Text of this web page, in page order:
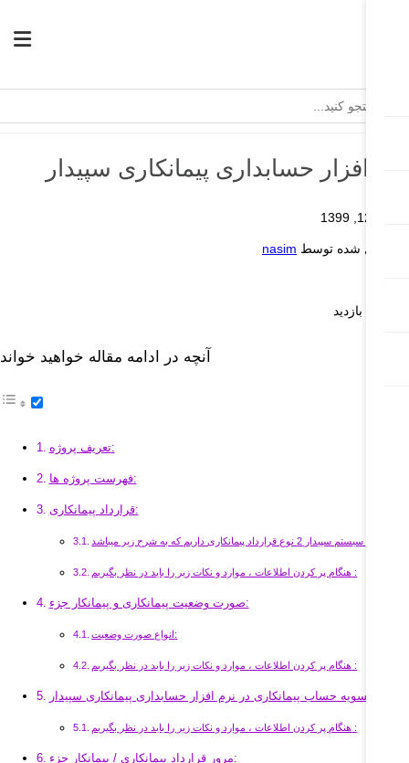
افزار حسابداری پیمانکاری سپیدار
ارسال شده توسطnasim
آنچه در ادامه مقاله خواهید خواند